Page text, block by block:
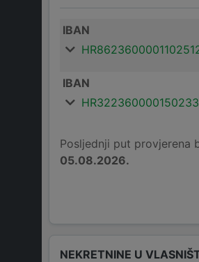
IBAN
IBAN
Posljednji put provjerena
05.08.2026.
NEKRETNINE U